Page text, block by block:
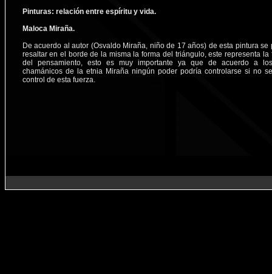
Pinturas: relación entre espíritu y vida.
Maloca Miraña.
De acuerdo al autor (Osvaldo Miraña, niño de 17 años) de esta pintura se
resaltar en el borde de la misma la forma del triángulo, este representa la
del pensamiento, esto es muy importante ya que de acuerdo a
chamánicos de la etnia Miraña ningún poder podría controlarse si no
control de esta fuerza.